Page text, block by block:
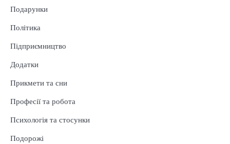
Подарунки
Політика
Підприємництво
Додатки
Прикмети та сни
Професії та робота
Психологія та стосунки
Подорожі